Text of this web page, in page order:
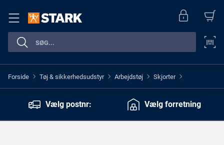
Forside > Tøj & sikkerhedsudstyr > Arbejdstøj > Skjorter >
Vælg postnr: Vælg forretning